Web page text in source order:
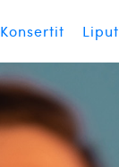
Konsertit Liput